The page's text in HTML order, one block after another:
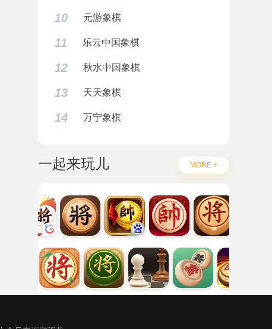
10 元游象棋
11 乐云中国象棋
12 秋水中国象棋
13 天天象棋
14 万宁象棋
一起来玩儿 MORE +